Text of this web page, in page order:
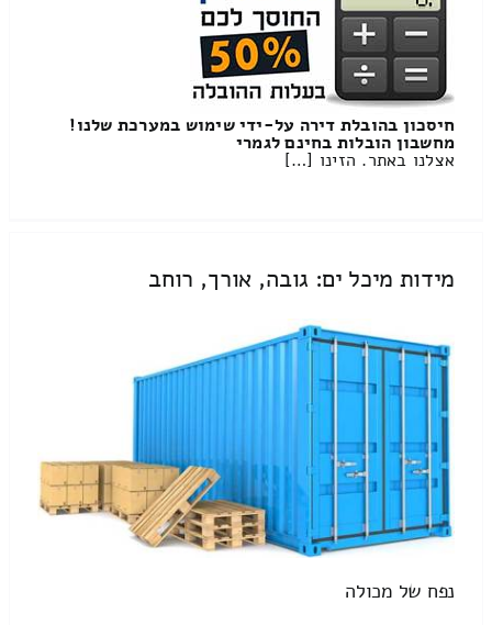
חיסכון בהובלת דירה על-ידי שימוש במערכת שלנו!
מחשבון הובלות בחינם לגמרי
אצלנו באתר. הזינו […]
מידות מיכל ים: גובה, אורך, רוחב
נפח של מכולה